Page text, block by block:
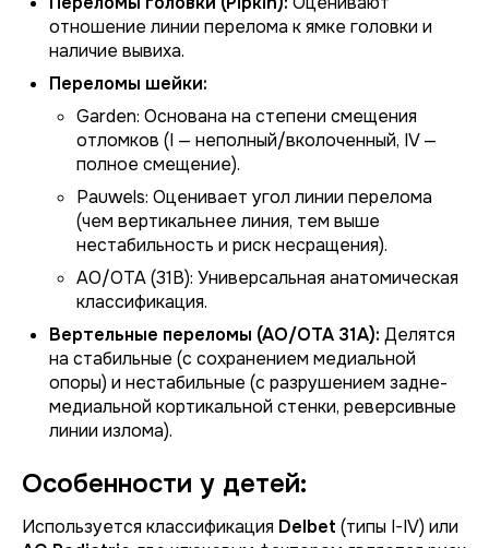
отношение линии перелома к ямке головки и
наличие вывиха.
Переломы шейки:
Garden: Основана на степени смещения
отломков (I — неполный/вколоченный, IV —
полное смещение).
Pauwels: Оценивает угол линии перелома
(чем вертикальнее линия, тем выше
нестабильность и риск несращения).
AO/OTA (31B): Универсальная анатомическая
классификация.
Вертельные переломы (AO/OTA 31A): Делятся
на стабильные (с сохранением медиальной
опоры) и нестабильные (с разрушением задне-
медиальной кортикальной стенки, реверсивные
линии излома).
Особенности у детей:
Используется классификация Delbet (типы I-IV) или